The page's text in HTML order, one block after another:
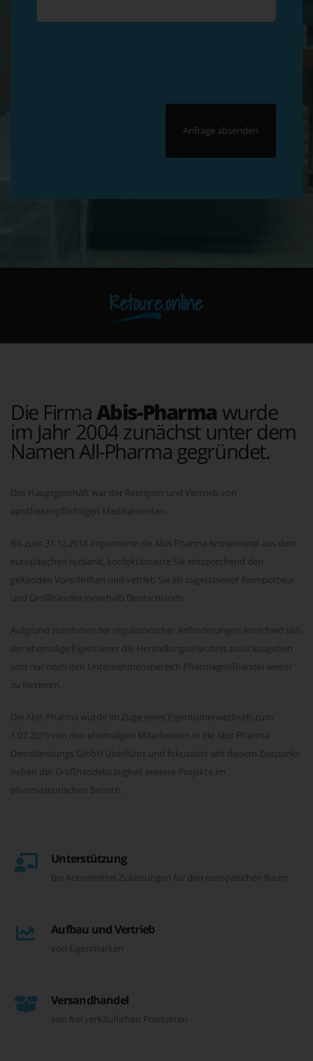
Retoure.online
Die Firma Abis-Pharma wurde
im Jahr 2004 zunächst unter dem
Namen All-Pharma gegründet.
Das Hauptgeschäft war der Reimport und Vertrieb von
apothekenpflichtigen Medikamenten.
Bis zum 31.12.2018 importierte die Abis Pharma Arzneimittel aus dem
europäischen Ausland, konfektionierte Sie entsprechend den
geltenden Vorschriften und vetrieb Sie als zugelassener Reimporteur
und Großhändler innerhalb Deutschlands.
Aufgrund zunehmender regulatorischer Anforderungen entschied sich
der ehemalige Eigentümer die Herstellungserlaubnis zurückzugeben
und nur noch den Unternehmensbereich Pharmagroßhandel weiter
zu forcieren.
Die Abis Pharma wurde im Zuge eines Eigentümerwechsels zum
1.07.2019 von den ehemaligen Mitarbeitern in die Abis Pharma
Dienstleistungs GmbH überführt und fokussiert seit diesem Zeitpunkt
neben der Großhandelstätigkeit weitere Projekte im
pharmazeutischen Bereich.
Unterstützung
bei Arzneimittel-Zulassungen für den europäischen Raum
Aufbau und Vertrieb
von Eigenmarken
Versandhandel
von frei verkäuflichen Produkten